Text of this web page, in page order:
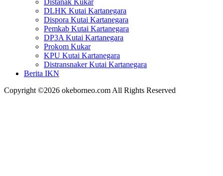
Distanak Kukar
DLHK Kutai Kartanegara
Dispora Kutai Kartanegara
Pemkab Kutai Kartanegara
DP3A Kutai Kartanegara
Prokom Kukar
KPU Kutai Kartanegara
Distransnaker Kutai Kartanegara
Berita IKN
Copyright ©2026 okeborneo.com All Rights Reserved